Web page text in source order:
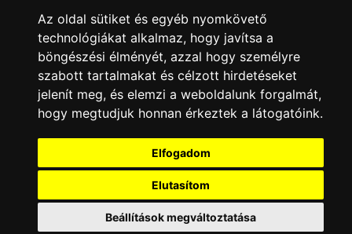
Az oldal sütiket és egyéb nyomkövető
technológiákat alkalmaz, hogy javítsa a
böngészési élményét, azzal hogy személyre
szabott tartalmakat és célzott hirdetéseket
jelenít meg, és elemzi a weboldalunk forgalmát,
hogy megtudjuk honnan érkeztek a látogatóink.
Elfogadom
Elutasítom
Beállítások megváltoztatása